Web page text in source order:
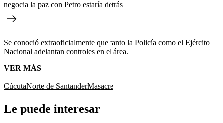
negocia la paz con Petro estaría detrás
Se conoció extraoficialmente que tanto la Policía como el Ejército
Nacional adelantan controles en el área.
VER MÁS
CúcutaNorte de SantanderMasacre
Le puede interesar